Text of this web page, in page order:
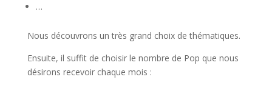
…
Nous découvrons un très grand choix de thématiques.
Ensuite, il suffit de choisir le nombre de Pop que nous
désirons recevoir chaque mois :